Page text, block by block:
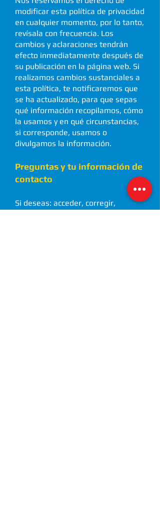
modificar esta política de privacidad
en cualquier momento, por lo tanto,
revísala con frecuencia. Los
cambios y aclaraciones tendrán
efecto inmediatamente después de
su publicación en la página web. Si
realizamos cambios sustanciales a
esta política, te notificaremos que
se ha actualizado, para que sepas
qué información recopilamos, cómo
la usamos y en qué circunstancias,
si corresponde, usamos o
divulgamos la información.
Preguntas y tu información de
contacto
Si deseas: acceder, corregir,